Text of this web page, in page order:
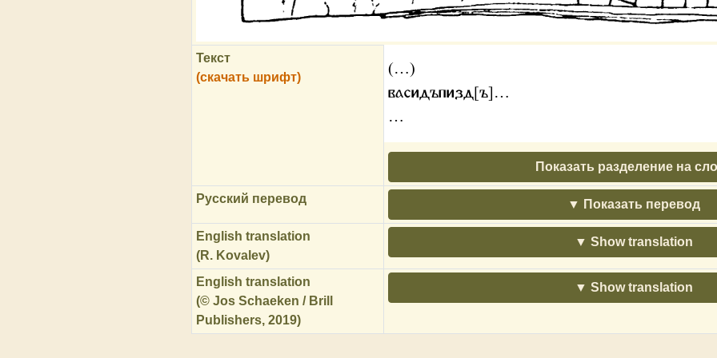
Текст
(скачать шрифт)
(…)
васидъпизд[ъ]…
…
Показать разделение на
Русский перевод Показать перевод
English translation
(R. Kovalev)
Show translation
English translation
(© Jos Schaeken / Brill
Publishers, 2019)
Show translation